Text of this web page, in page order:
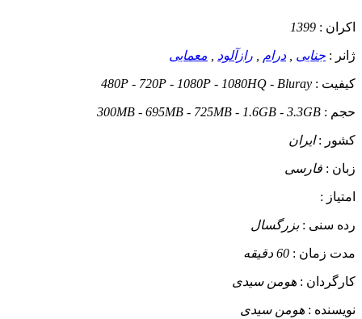
اکران : 1399
ژانر : جنایی درام رازآلود معمایی
کیفیت : 480P - 720P - 1080P - 1080HQ - Bluray
حجم : 300MB - 695MB - 725MB - 1.6GB - 3.3GB
کشور :ایران
زبان : فارسی
امتیاز :
رده سنی :بزرگسال
مدت زمان : 60 دقیقه
کارگردان : هومن سیدی
نویسنده : هومن سیدی